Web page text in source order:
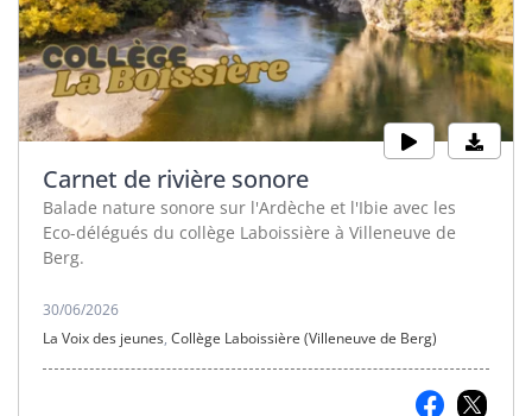
Carnet de rivière sonore
Balade nature sonore sur l'Ardèche et l'Ibie avec les
Eco-délégués du collège Laboissière à Villeneuve de
Berg.
30/06/2026
La Voix des jeunes, Collège Laboissière (Villeneuve de Berg)